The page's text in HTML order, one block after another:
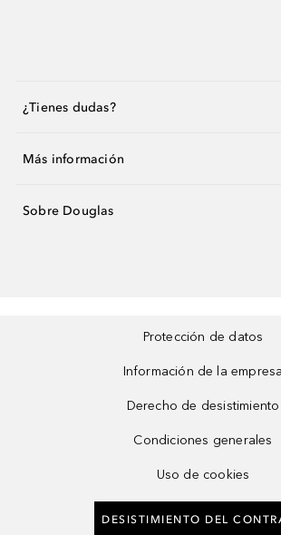
¿Tienes dudas?
Más información
Sobre Douglas
Protección de datos
Información de la empresa
Derecho de desistimiento
Condiciones generales
Uso de cookies
DESISTIMIENTO DEL